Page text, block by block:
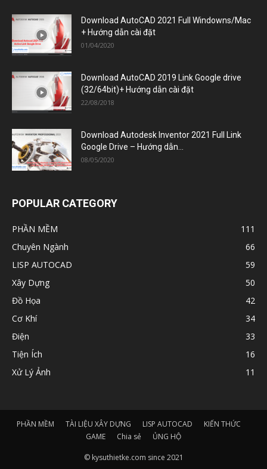
Download AutoCAD 2021 Full Windowns/Mac
+ Hướng dẫn cài đặt
01/04/2020
Download AutoCAD 2019 Link Google drive
(32/64bit)+ Hướng dẫn cài đặt
22/08/2018
Download Autodesk Inventor 2021 Full Link
Google Drive – Hướng dẫn...
08/05/2020
POPULAR CATEGORY
PHẦN MỀM
111
Chuyên Ngành
66
LISP AUTOCAD
59
Xây Dựng
50
Đồ Họa
42
Cơ Khí
34
Điện
33
Tiện Ích
16
Xử Lý Ảnh
11
PHẦN MỀM TÀI LIỆU XÂY DỰNG LISP AUTOCAD
KIẾN THỨC
GAME
Chia sẻ ỦNG HỘ
© kysuthietke.com since 2021